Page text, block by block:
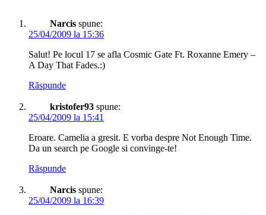
Narcis spune:
25/04/2009 la 15:36
Salut! Pe locul 17 se afla Cosmic Gate Ft. Roxanne Emery –
A Day That Fades.:)
Răspunde
kristofer93 spune:
25/04/2009 la 15:41
Eroare. Camelia a gresit. E vorba despre Not Enough Time.
Da un search pe Google si convinge-te!
Răspunde
Narcis spune:
25/04/2009 la 16:39